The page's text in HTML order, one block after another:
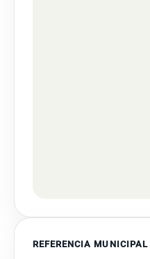
REFERENCIA MUNICIPAL